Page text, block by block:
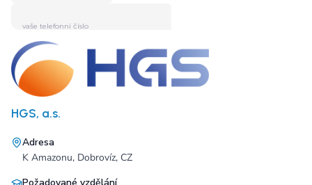
HGS, a.s.
Adresa
K Amazonu, Dobrovíz, CZ